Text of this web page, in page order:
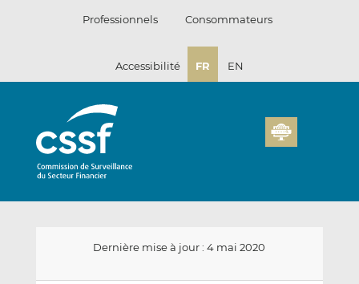
Professionnels Consommateurs
Accessibilité FR EN
Dernière mise à jour : 4 mai 2020